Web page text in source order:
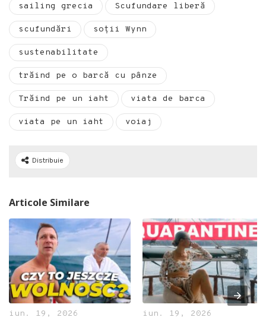
sailing grecia Scufundare liberă
scufundări soţii Wynn
sustenabilitate
trăind pe o barcă cu pânze
Trăind pe un iaht viata de barca
viata pe un iaht voiaj
Distribuie
Articole Similare
iun. 19, 2026 iun. 19, 2026